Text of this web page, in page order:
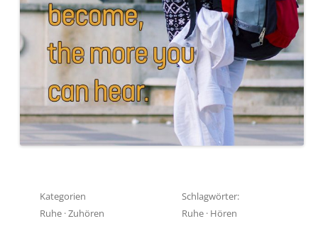
Kategorien
Ruhe ·Zuhören
Schlagwörter:
Ruhe · Hören